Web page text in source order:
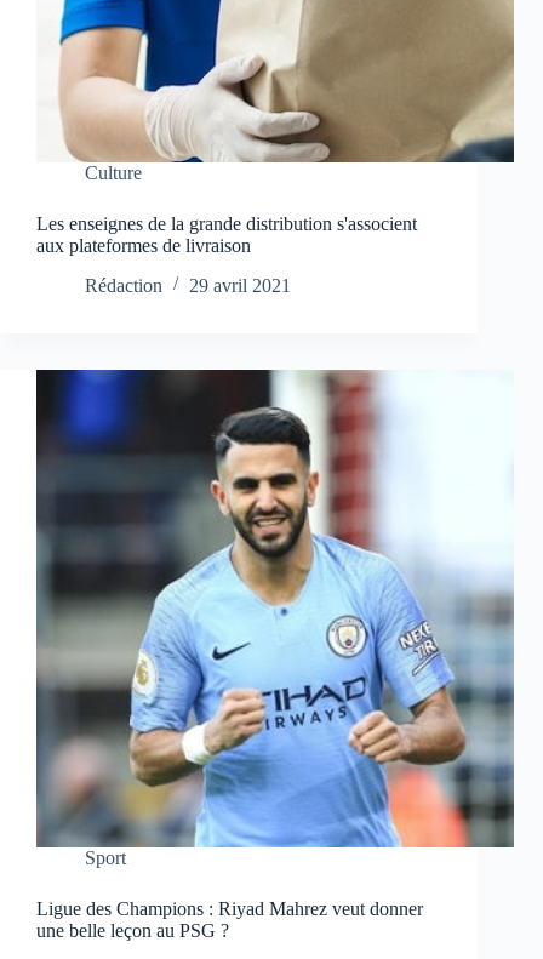
Culture
Les enseignes de la grande distribution s'associent
aux plateformes de livraison
Rédaction
29 avril 2021
Sport
Ligue des Champions : Riyad Mahrez veut donner
une belle leçon au PSG ?